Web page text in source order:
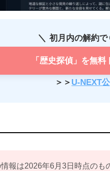
初月内の解約で
「歴史探偵」を無
＞＞ U-NEXT
報は2026年6月3日時点のも